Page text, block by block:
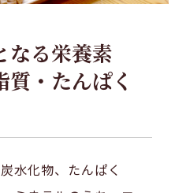
なる栄養素
質・たんぱく
水化物、たんぱく